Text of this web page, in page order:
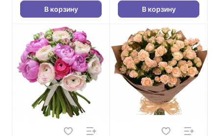
В корзину В корзину